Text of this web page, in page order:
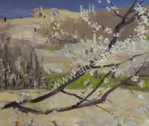
ДУДЧЕНКО НИКОЛАЙ